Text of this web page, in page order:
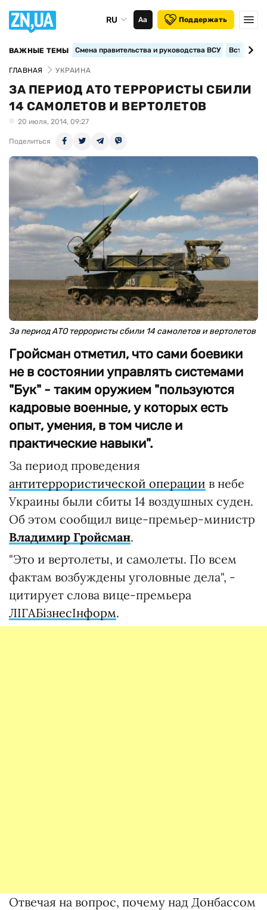
RU Аа Поддержать
ВАЖНЫЕ ТЕМЫ Смена правительства и руководства ВСУ
ГЛАВНАЯ УКРАИНА
ЗА ПЕРИОД АТО ТЕРРОРИСТЫ СБИЛИ
14 САМОЛЕТОВ И ВЕРТОЛЕТОВ
20 июля, 2014, 09:27
Поделиться
За период АТО террористы сбили 14 самолетов и вертолетов
Гройсман отметил, что сами боевики
не в состоянии управлять системами
"Бук" - таким оружием "пользуются
кадровые военные, у которых есть
опыт, умения, в том числе и
практические навыки".
За период проведения
антитеррористической операции в небе
Украины были сбиты 14 воздушных суден.
Об этом сообщил вице-премьер-министр
Владимир Гройсман.
"Это и вертолеты, и самолеты. По всем
фактам возбуждены уголовные дела", -
цитирует слова вице-премьера
ЛІГАБізнесІнформ.
Отвечая на вопрос, почему над Донбассом